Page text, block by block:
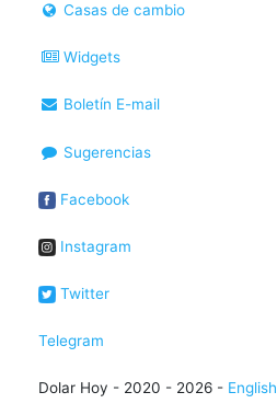
Casas de cambio
Widgets
Boletín E-mail
Sugerencias
Facebook
Instagram
Twitter
Telegram
Dolar Hoy - 2020 - 2026 - English